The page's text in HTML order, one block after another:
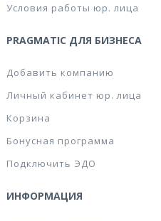
Условия работы юр. лица
PRAGMATIC ДЛЯ БИЗНЕСА
Добавить компанию
Личный кабинет юр. лица
Корзина
Бонусная программа
Подключить ЭДО
ИНФОРМАЦИЯ